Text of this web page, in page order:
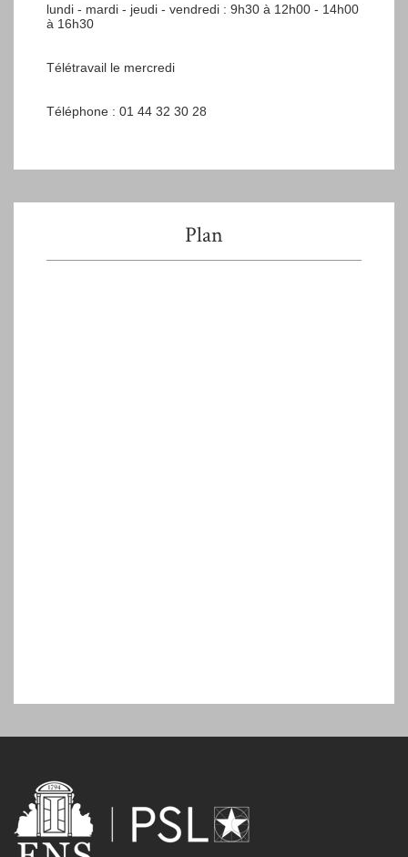
lundi - mardi - jeudi - vendredi : 9h30 à 12h00 - 14h00
à 16h30
Télétravail le mercredi
Téléphone : 01 44 32 30 28
Plan